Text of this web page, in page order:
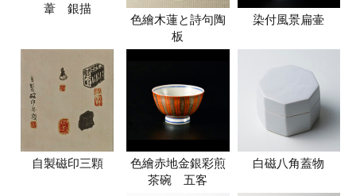
葦 銀描
色繪木蓮と詩句陶
板
染付風景扁壷
自製磁印三顆
色繪赤地金銀彩煎
茶碗 五客
白磁八角蓋物